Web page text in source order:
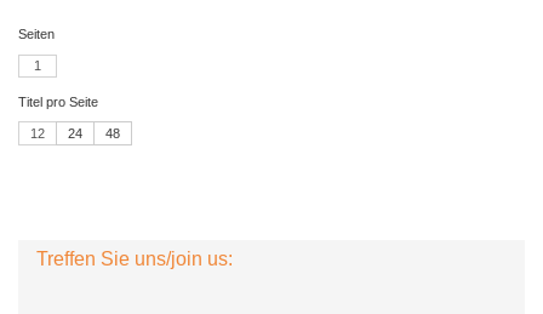
Seiten
1
Titel pro Seite
12 24 48
Treffen Sie uns/join us: